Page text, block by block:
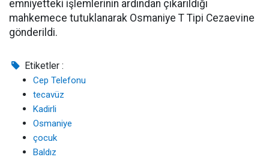
emniyetteki işlemlerinin ardından çıkarıldığı
mahkemece tutuklanarak Osmaniye T Tipi Cezaevine
gönderildi.
Etiketler :
Cep Telefonu
tecavüz
Kadirli
Osmaniye
çocuk
Baldız